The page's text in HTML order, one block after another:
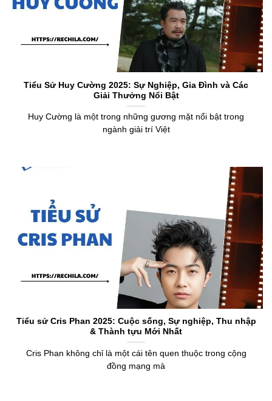
Tiểu Sử Huy Cường 2025: Sự Nghiệp, Gia Đình và Các
Giải Thưởng Nổi Bật
Huy Cường là một trong những gương mặt nổi bật trong
ngành giải trí Việt
Tiểu sử Cris Phan 2025: Cuộc sống, Sự nghiệp, Thu nhập
& Thành tựu Mới Nhất
Cris Phan không chỉ là một cái tên quen thuộc trong cộng
đồng mạng mà